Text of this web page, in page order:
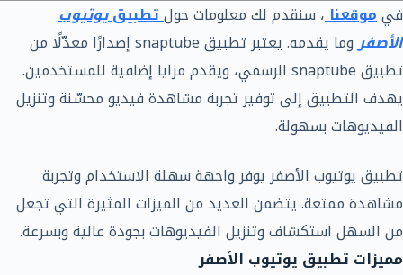
فيموقعنا، سنقدم لك معلومات حولتطبيقيوتيوب
الأصفر
وما يقدمه. يعتبر تطبيق snaptube إصدارًا معدّلًا من
تطبيق snaptube الرسمي، ويقدم مزايا إضافية للمستخدمين.
يهدف التطبيق إلى توفير تجربة مشاهدة فيديو محسّنة وتنزيل
الفيديوهات بسهولة.
تطبيق يوتيوب الأصفر يوفر واجهة سهلة الاستخدام وتجربة
مشاهدة ممتعة. يتضمن العديد من الميزات المثيرة التي تجعل
من السهل استكشاف وتنزيل الفيديوهات بجودة عالية وبسرعة.
مميزات تطبيق يوتيوب الأصفر